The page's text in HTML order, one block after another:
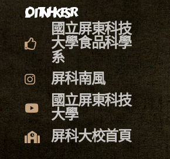
OTHER LINKS
國立屏東科技
大學食品科學
系
屏科南風
國立屏東科技
大學
屏科大校首頁